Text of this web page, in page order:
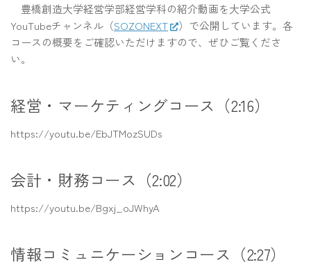
豊橋創造大学経営学部経営学科の紹介動画を大学公式
YouTubeチャンネル（SOZONEXT
）で公開しています。各
コースの概要をご確認いただけますので、ぜひご覧くださ
い。
経営・マーケティングコース（2:16）
https://youtu.be/EbJTMozSUDs
会計・財務コース（2:02）
https://youtu.be/Bgxj_oJWhyA
情報コミュニケーションコース（2:27）